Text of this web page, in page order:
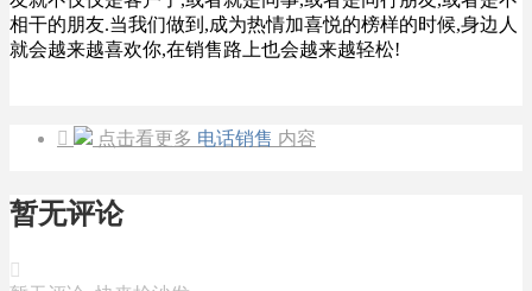
相干的朋友.当我们做到,成为热情加喜悦的榜样的时候,身边人
就会越来越喜欢你,在销售路上也会越来越轻松!
 点击看更多 电话销售 内容
暂无评论
